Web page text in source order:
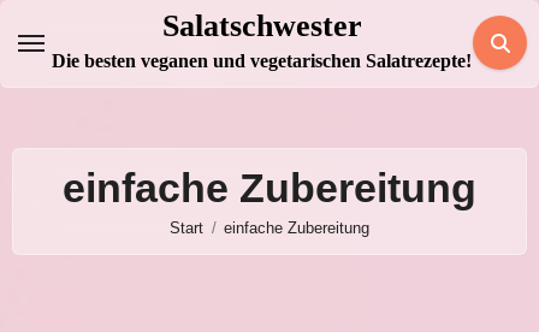
Inhalt
springen
Salatschwester
Die besten veganen und vegetarischen Salatrezepte!
einfache Zubereitung
Start einfache Zubereitung